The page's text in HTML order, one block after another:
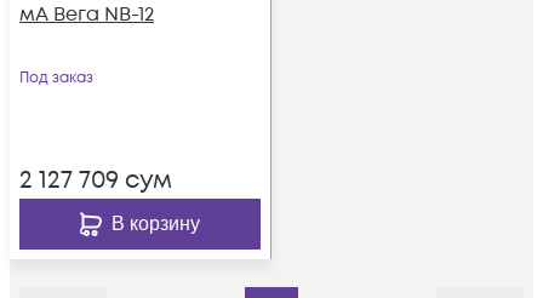
мА Вега NB-12
Под заказ
2 127 709 сум
В корзину